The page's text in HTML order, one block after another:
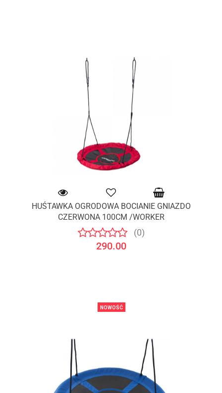
HUŚTAWKA OGRODOWA BOCIANIE GNIAZDO
CZERWONA 100CM /WORKER
(0)
290.00
NOWOŚĆ